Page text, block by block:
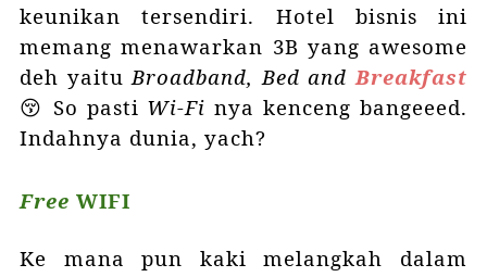
keunikan tersendiri. Hotel bisnis ini
memang menawarkan 3B yang awesome
deh yaitu Broadband, Bed andBreakfast
😚 So pasti Wi-Fi nya kenceng bangeeed.
Indahnya dunia, yach?
Free WIFI
Ke mana pun kaki melangkah dalam